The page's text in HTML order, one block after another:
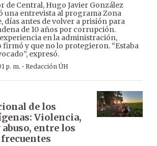
de Central, Hugo Javier González
una entrevista al programa Zona
días antes de volver a prisión para
de 10 años por corrupción.
en la administración,
firmó y que no lo protegieron. “Estaba
expresó.
p. m. · Redacción ÚH
de los
Violencia,
entre los